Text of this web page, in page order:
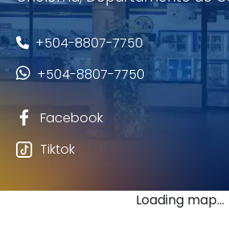
+504-8807-7750
+504-8807-7750
Facebook
Tiktok
Loading map...